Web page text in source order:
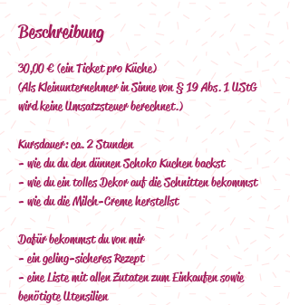
Beschreibung
30,00 € (ein Ticket pro Küche)
(Als Kleinunternehmer in Sinne von § 19 Abs. 1 UStG
wird keine Umsatzsteuer berechnet.)
Kursdauer: ca. 2 Stunden
- wie du du den dünnen Schoko Kuchen backst
- wie du ein tolles Dekor auf die Schnitten bekommst
- wie du die Milch-Creme herstellst
Dafür bekommst du von mir
- ein geling-sicheres Rezept
- eine Liste mit allen Zutaten zum Einkaufen sowie
benötigte Utensilien